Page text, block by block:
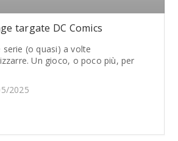
targate DC Comics
serie (o quasi) a volte
Un gioco, o poco più, per
2025